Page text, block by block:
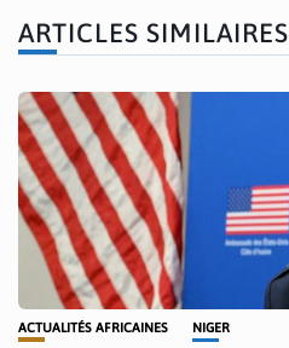
ARTICLES SIMILAIRES
ACTUALITÉS AFRICAINES NIGER